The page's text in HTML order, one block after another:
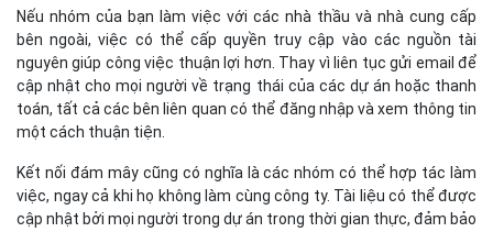
Nếu nhóm của bạn làm việc với các nhà thầu và nhà cung cấp
bên ngoài, việc có thể cấp quyền truy cập vào các nguồn tài
nguyên giúp công việc thuận lợi hơn. Thay vì liên tục gửi email để
cập nhật cho mọi người về trạng thái của các dự án hoặc thanh
toán, tất cả các bên liên quan có thể đăng nhập và xem thông tin
một cách thuận tiện.
Kết nối đám mây cũng có nghĩa là các nhóm có thể hợp tác làm
việc, ngay cả khi họ không làm cùng công ty. Tài liệu có thể được
cập nhật bởi mọi người trong dự án trong thời gian thực, đảm bảo